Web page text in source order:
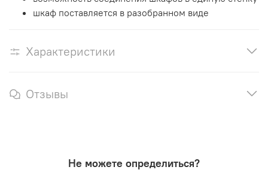
шкаф поставляется в разобранном виде
Характеристики
Отзывы
Не можете определиться?